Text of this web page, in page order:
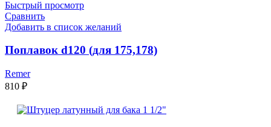
Быстрый просмотр
Сравнить
Добавить в список желаний
Поплавок d120 (для 175,178)
Remer
810 ₽